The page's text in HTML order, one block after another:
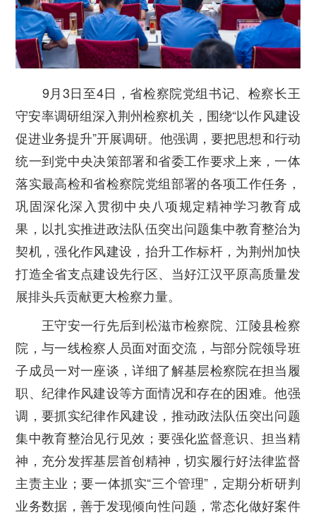
9月3日至4日，省检察院党组书记、检察长王
守安率调研组深入荆州检察机关，围绕“以作风建设
促进业务提升”开展调研。他强调，要把思想和行动
统一到党中央决策部署和省委工作要求上来，一体
落实最高检和省检察院党组部署的各项工作任务，
巩固深化深入贯彻中央八项规定精神学习教育成
果，以扎实推进政法队伍突出问题集中教育整治为
契机，强化作风建设，抬升工作标杆，为荆州加快
打造全省支点建设先行区、当好江汉平原高质量发
展排头兵贡献更大检察力量。
王守安一行先后到松滋市检察院、江陵县检察
院，与一线检察人员面对面交流，与部分院领导班
子成员一对一座谈，详细了解基层检察院在担当履
职、纪律作风建设等方面情况和存在的困难。他强
调，要抓实纪律作风建设，推动政法队伍突出问题
集中教育整治见行见效；要强化监督意识、担当精
神，充分发挥基层首创精神，切实履行好法律监督
主责主业；要一体抓实“三个管理”，定期分析研判
业务数据，善于发现倾向性问题，常态化做好案件